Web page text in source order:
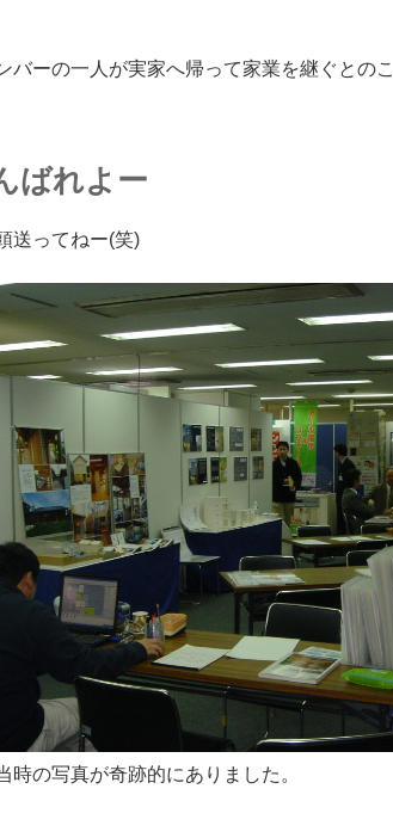
バーの一人が実家へ帰って家業を継ぐとのこ
ばれよー
送ってねー(笑)
時の写真が奇跡的にありました。